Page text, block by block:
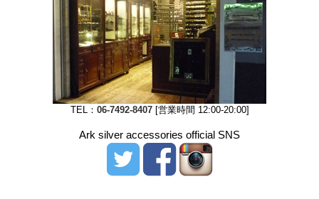
TEL： 06-7492-8407[営業時間 12:00-20:00]
Ark silver accessories official SNS